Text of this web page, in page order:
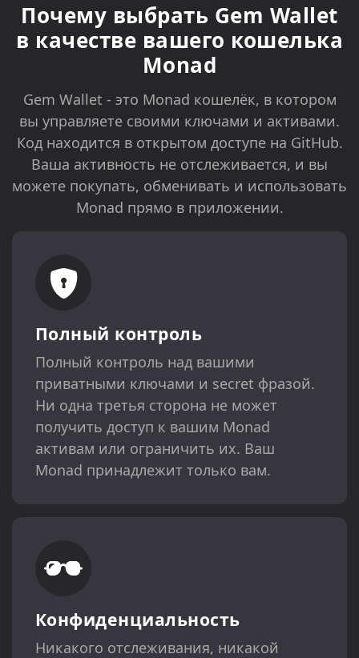
Почему выбрать Gem Wallet
в качестве вашего кошелька
Monad
Gem Wallet - это Monad кошелёк, в котором
вы управляете своими ключами и активами.
Код находится в открытом доступе на GitHub.
Ваша активность не отслеживается, и вы
можете покупать, обменивать и использовать
Monad прямо в приложении.
Полный контроль
Полный контроль над вашими
приватными ключами и secret фразой.
Ни одна третья сторона не может
получить доступ к вашим Monad
активам или ограничить их. Ваш
Monad принадлежит только вам.
Конфиденциальность
Никакого отслеживания, никакой